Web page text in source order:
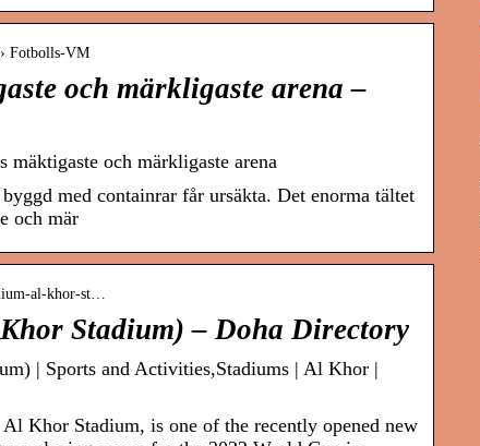
Fotbolls-VM
och märkligaste arena –
och märkligaste arena
med containrar får ursäkta. Det enorma tältet
och mär
al-khor-st…
Stadium) – Doha Directory
| Sports and Activities,Stadiums | Al Khor |
Khor Stadium, is one of the recently opened new